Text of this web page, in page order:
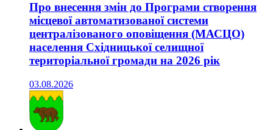
Про внесення змін до Програми створення
місцевої автоматизованої системи
централізованого оповіщення (МАСЦО)
населення Східницької селищної
територіальної громади на 2026 рік
03.08.2026